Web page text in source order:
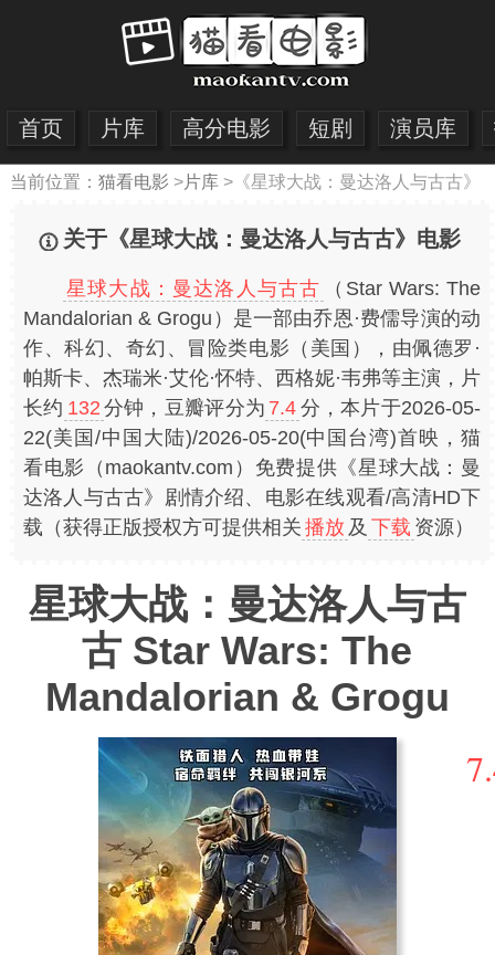
首页 片库 高分电影 短剧 演员库
当前位置： 猫看电影 >片库>《星球大战：曼达洛人与古古》
关于《星球大战：曼达洛人与古古》电影
星球大战：曼达洛人与古古
（Star Wars: The
Mandalorian & Grogu）是一部由乔恩·费儒导演的动
作、科幻、奇幻、冒险类电影（美国），由佩德罗·
帕斯卡、杰瑞米·艾伦·怀特、西格妮·韦弗等主演，片
长约 132 分钟，豆瓣评分为 7.4 分，本片于2026-05-
22(美国/中国大陆)/2026-05-20(中国台湾)首映，猫
看电影（maokantv.com）免费提供《星球大战：曼
达洛人与古古》剧情介绍、电影在线观看/高清HD下
载（获得正版授权方可提供相关 播放 及 下载 资源）
星球大战：曼达洛人与古
古 Star Wars: The
Mandalorian & Grogu